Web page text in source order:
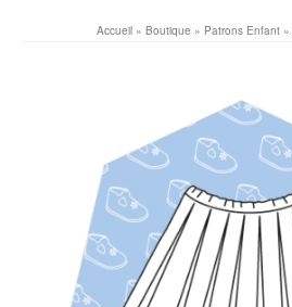
Accueil » Boutique » Patrons Enfant »